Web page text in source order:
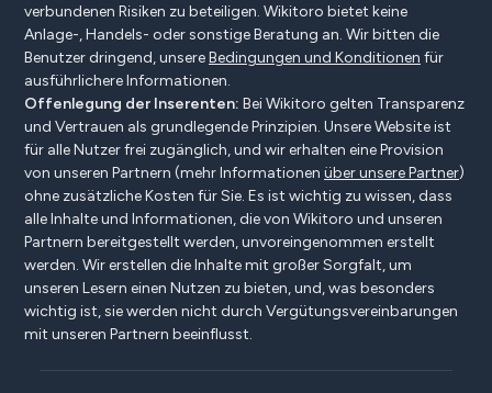
verbundenen Risiken zu beteiligen. Wikitoro bietet keine
Anlage-, Handels- oder sonstige Beratung an. Wir bitten die
Benutzer dringend, unsereBedingungen und Konditionen für
ausführlichere Informationen.
Offenlegung der Inserenten: Bei Wikitoro gelten Transparenz
und Vertrauen als grundlegende Prinzipien. Unsere Website ist
für alle Nutzer frei zugänglich, und wir erhalten eine Provision
von unseren Partnern (mehr Informationen über unsere Partner)
ohne zusätzliche Kosten für Sie. Es ist wichtig zu wissen, dass
alle Inhalte und Informationen, die von Wikitoro und unseren
Partnern bereitgestellt werden, unvoreingenommen erstellt
werden. Wir erstellen die Inhalte mit großer Sorgfalt, um
unseren Lesern einen Nutzen zu bieten, und, was besonders
wichtig ist, sie werden nicht durch Vergütungsvereinbarungen
mit unseren Partnern beeinflusst.